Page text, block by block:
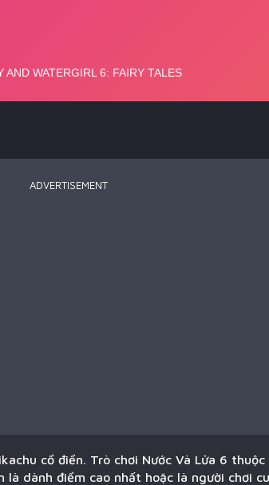
ADVERTISEMENT
cổ điển. Trò chơi Nước Và Lửa 6
là dành điểm cao nhất hoặc là người chơi